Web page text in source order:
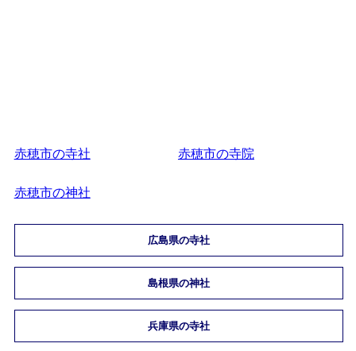
赤穂市の寺社 赤穂市の寺院
赤穂市の神社
広島県の寺社
島根県の神社
兵庫県の寺社